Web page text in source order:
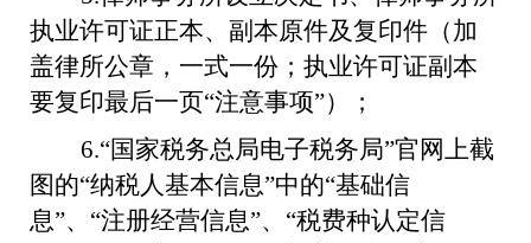
执业许可证正本、副本原件及复印件（加
盖律所公章，一式一份；执业许可证副本
要复印最后一页“注意事项”）；
6.“国家税务总局电子税务局”官网上截
图的“纳税人基本信息”中的“基础信
息”、“注册经营信息”、“税费种认定信